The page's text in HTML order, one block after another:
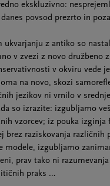
ekskluzivno:
povsod prezrto in
ukvarjanju z antiko so
v zvezi z novo družbeno
v okviru vede
na novo, skozi
jezikov ni vrnilo v
so izrazite: izgubljamo
vzorcev; iz pouka
brez raziskovanja različnih
modele, izgubljamo
prav tako ni
praks …